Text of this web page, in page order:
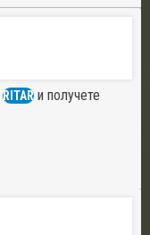
RITAR и получете